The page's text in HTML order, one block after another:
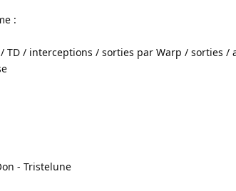
:
TD / interceptions / sorties par Warp / sorties /
- Tristelune